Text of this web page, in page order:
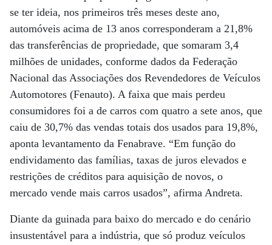
se ter ideia, nos primeiros três meses deste ano,
automóveis acima de 13 anos corresponderam a 21,8%
das transferências de propriedade, que somaram 3,4
milhões de unidades, conforme dados da Federação
Nacional das Associações dos Revendedores de Veículos
Automotores (Fenauto). A faixa que mais perdeu
consumidores foi a de carros com quatro a sete anos, que
caiu de 30,7% das vendas totais dos usados para 19,8%,
aponta levantamento da Fenabrave. “Em função do
endividamento das famílias, taxas de juros elevados e
restrições de créditos para aquisição de novos, o
mercado vende mais carros usados”, afirma Andreta.
Diante da guinada para baixo do mercado e do cenário
insustentável para a indústria, que só produz veículos